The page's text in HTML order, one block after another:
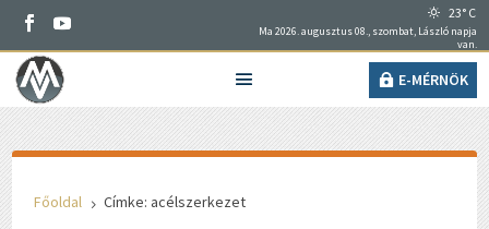
23° C
Ma 2026. augusztus 08., szombat, László napja
van.
E-MÉRNÖK
Főoldal 5 Címke: acélszerkezet